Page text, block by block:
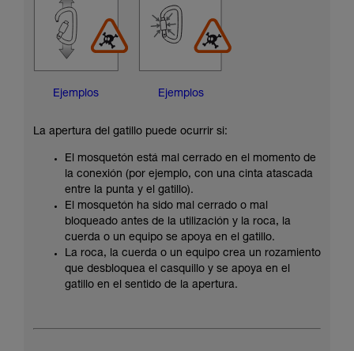
Ejemplos Ejemplos
La apertura del gatillo puede ocurrir si:
El mosquetón está mal cerrado en el momento de
la conexión (por ejemplo, con una cinta atascada
entre la punta y el gatillo).
El mosquetón ha sido mal cerrado o mal
bloqueado antes de la utilización y la roca, la
cuerda o un equipo se apoya en el gatillo.
La roca, la cuerda o un equipo crea un rozamiento
que desbloquea el casquillo y se apoya en el
gatillo en el sentido de la apertura.